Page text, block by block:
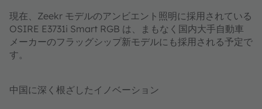
現在、Zeekr モデルのアンビエント照明に採用されている
OSIRE E3731i Smart RGB は、まもなく国内大手自動車
メーカーのフラッグシップ新モデルにも採用される予定で
す。
中国に深く根ざしたイノベーション